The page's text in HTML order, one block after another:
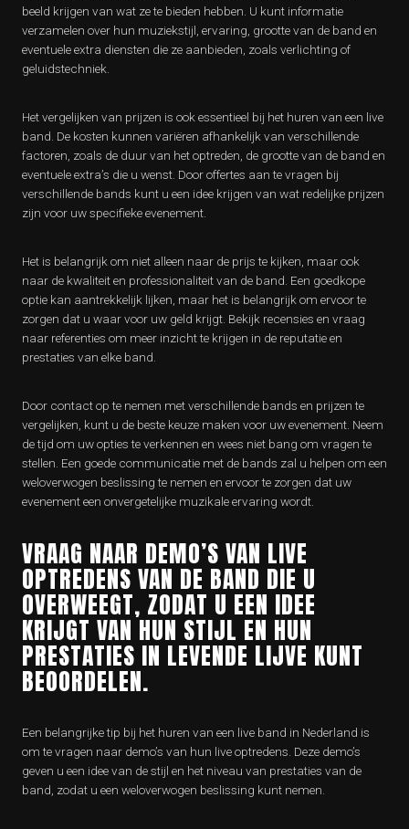
beeld krijgen van wat ze te bieden hebben. U kunt informatie
verzamelen over hun muziekstijl, ervaring, grootte van de band en
eventuele extra diensten die ze aanbieden, zoals verlichting of
geluidstechniek.
Het vergelijken van prijzen is ook essentieel bij het huren van een live
band. De kosten kunnen variëren afhankelijk van verschillende
factoren, zoals de duur van het optreden, de grootte van de band en
eventuele extra’s die u wenst. Door offertes aan te vragen bij
verschillende bands kunt u een idee krijgen van wat redelijke prijzen
zijn voor uw specifieke evenement.
Het is belangrijk om niet alleen naar de prijs te kijken, maar ook
naar de kwaliteit en professionaliteit van de band. Een goedkope
optie kan aantrekkelijk lijken, maar het is belangrijk om ervoor te
zorgen dat u waar voor uw geld krijgt. Bekijk recensies en vraag
naar referenties om meer inzicht te krijgen in de reputatie en
prestaties van elke band.
Door contact op te nemen met verschillende bands en prijzen te
vergelijken, kunt u de beste keuze maken voor uw evenement. Neem
de tijd om uw opties te verkennen en wees niet bang om vragen te
stellen. Een goede communicatie met de bands zal u helpen om een
weloverwogen beslissing te nemen en ervoor te zorgen dat uw
evenement een onvergetelijke muzikale ervaring wordt.
VRAAG NAAR DEMO’S VAN LIVE
OPTREDENS VAN DE BAND DIE U
OVERWEEGT, ZODAT U EEN IDEE
KRIJGT VAN HUN STIJL EN HUN
PRESTATIES IN LEVENDE LIJVE KUNT
BEOORDELEN.
Een belangrijke tip bij het huren van een live band in Nederland is
om te vragen naar demo’s van hun live optredens. Deze demo’s
geven u een idee van de stijl en het niveau van prestaties van de
band, zodat u een weloverwogen beslissing kunt nemen.